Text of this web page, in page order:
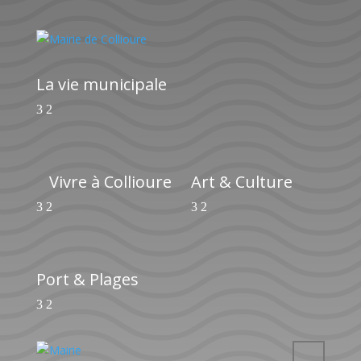
La vie municipale
Vivre à Collioure Art & Culture
Port & Plages